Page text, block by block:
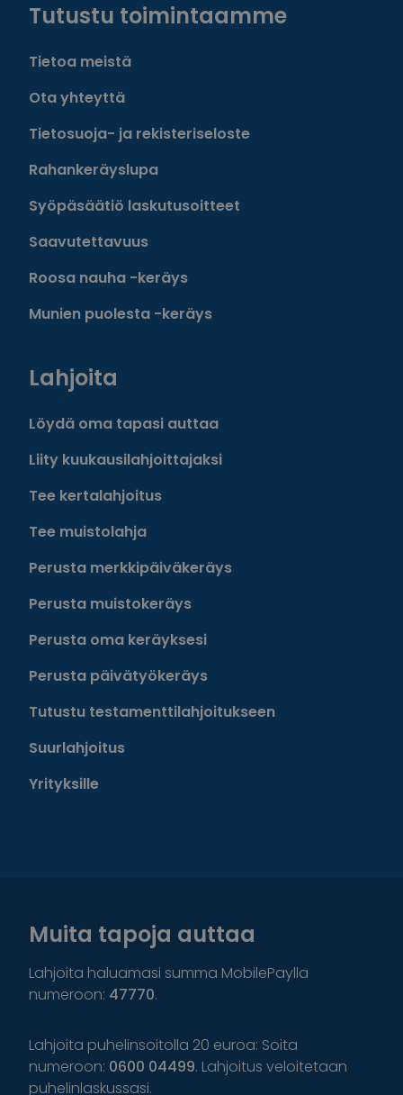
Tutustu toimintaamme
Tietoa meistä
Ota yhteyttä
Tietosuoja- ja rekisteriseloste
Rahankeräyslupa
Syöpäsäätiö laskutusoitteet
Saavutettavuus
Roosa nauha -keräys
Munien puolesta -keräys
Lahjoita
Löydä oma tapasi auttaa
Liity kuukausilahjoittajaksi
Tee kertalahjoitus
Tee muistolahja
Perusta merkkipäiväkeräys
Perusta muistokeräys
Perusta oma keräyksesi
Perusta päivätyökeräys
Tutustu testamenttilahjoitukseen
Suurlahjoitus
Yrityksille
Muita tapoja auttaa
Lahjoita haluamasi summa MobilePaylla
numeroon: 47770.
Lahjoita puhelinsoitolla 20 euroa: Soita
numeroon: 0600 04499. Lahjoitus veloitetaan
puhelinlaskussasi.